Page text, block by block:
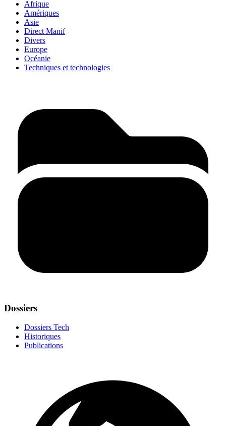
Afrique
Amériques
Asie
Direct Manif
Divers
Europe
Océanie
Techniques et technologies
Dossiers
Dossiers Tech
Historiques
Publications